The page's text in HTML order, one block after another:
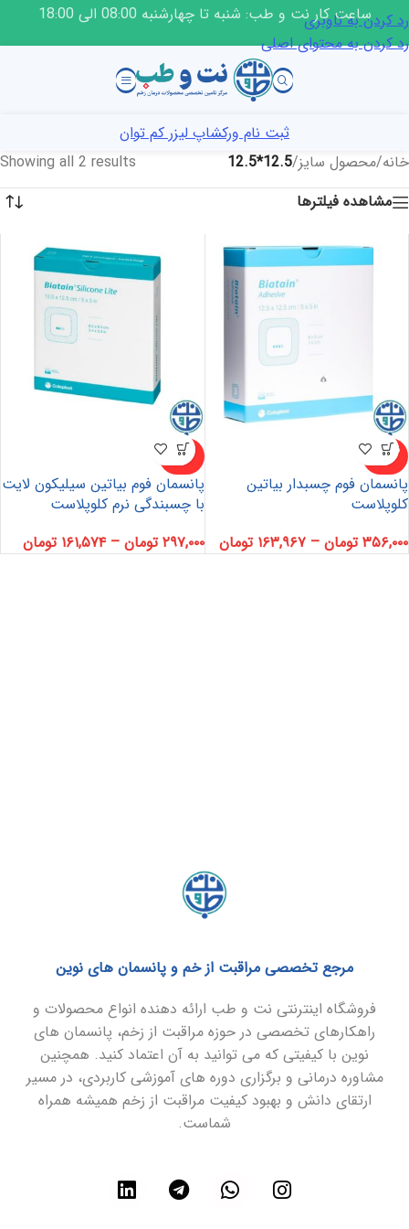
رد کردن به ناوبری
رد کردن به محتوای اصلی
ساعت کار نت و طب: شنبه تا چهارشنبه 08:00 الی 18:00
ثبت نام ورکشاپ لیزر کم توان
خانه/محصول سایز/
12.5*12.5
Showing all 2 results
مشاهده فیلترها
ناموجو
د
پانسمان فوم چسبدار بیاتین
کلوپلاست
۳۵۶,۰۰۰ تومان – ۱۶۳,۹۶۷ تومان
ناموجو
د
پانسمان فوم بیاتین سیلیکون لایت
با چسبندگی نرم کلوپلاست
۲۹۷,۰۰۰ تومان – ۱۶۱,۵۷۴ تومان
مرجع تخصصی مراقبت از خم و پانسمان های نوین
فروشگاه اینترنتی نت و طب ارائه دهنده انواع محصولات و
راهکارهای تخصصی در حوزه مراقبت از زخم، پانسمان های
نوین با کیفیتی که می توانید به آن اعتماد کنید. همچنین
مشاوره درمانی و برگزاری دوره های آموزشی کاربردی، در مسیر
ارتقای دانش و بهبود کیفیت مراقبت از زخم همیشه همراه
شماست.